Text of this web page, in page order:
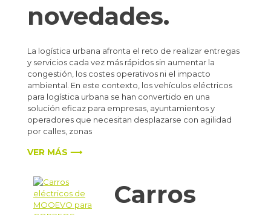
novedades.
La logística urbana afronta el reto de realizar entregas
y servicios cada vez más rápidos sin aumentar la
congestión, los costes operativos ni el impacto
ambiental. En este contexto, los vehículos eléctricos
para logística urbana se han convertido en una
solución eficaz para empresas, ayuntamientos y
operadores que necesitan desplazarse con agilidad
por calles, zonas
VER MÁS ⟶
Carros